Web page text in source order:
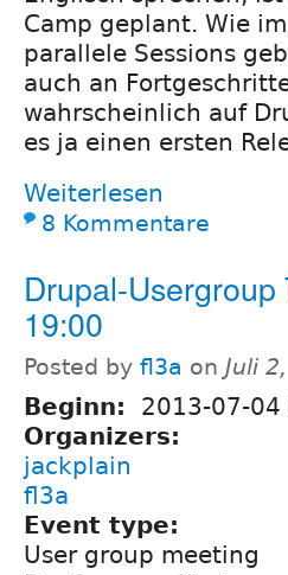
Camp geplant. Wie
parallele Sessions
auch an
wahrscheinlich auf
es ja einen ersten
Weiterlesen
8 Kommentare
Drupal-
19:00
Posted by fl3a on Juli
Beginn:
2013-07-04
Organizers:
jackplain
fl3a
Event type:
User group meeting